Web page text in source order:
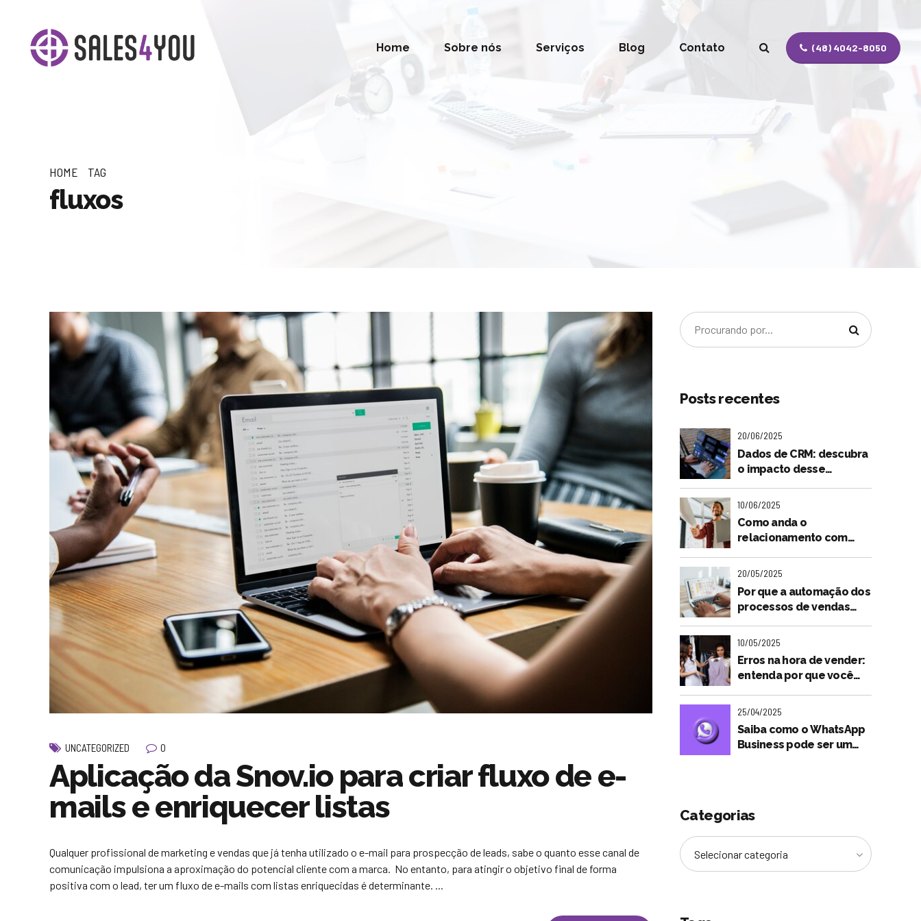
(48) 4042-8050
Home Sobre nós Serviços Blog Contato
HOME TAG
fluxos
UNCATEGORIZED 0
Aplicação da Snov.io para criar fluxo de e-
mails e enriquecer listas
Qualquer profissional de marketing e vendas que já tenha utilizado o e-mail para prospecção de leads, sabe o quanto esse canal de
comunicação impulsiona a aproximação do potencial cliente com a marca. No entanto, para atingir o objetivo final de forma
positiva com o lead, ter um fluxo de e-mails com listas enriquecidas é determinante. ...
Posts recentes
20/06/2025
Dados de CRM: descubra
o impacto desse
do seu negócio
10/06/2025
Como anda o
relacionamento com
importância dessa
compra
20/05/2025
Por que a automação dos
processos de vendas
o futuro dos lojistas?
10/05/2025
Erros na hora de vender:
entenda por que você
vendas
25/04/2025
Saiba como o WhatsApp
Business pode ser um
Categorias
Selecionar categoria